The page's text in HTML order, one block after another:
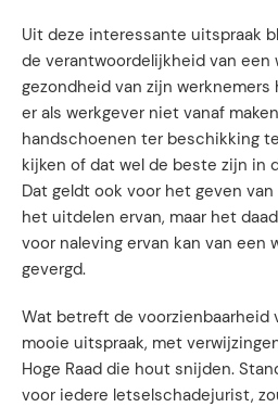
Uit deze interessante uitspraak
de verantwoordelijkheid van een
gezondheid van zijn
er als werkgever niet vanaf
handschoenen ter beschikking
kijken of dat wel de beste zijn in
Dat geldt ook voor het geven
het uitdelen ervan, maar het
voor naleving ervan kan van een
gevergd.
Wat betreft de voorzienbaarheid
mooie uitspraak, met
Hoge Raad die hout snijden.
voor iedere letselschadejurist,